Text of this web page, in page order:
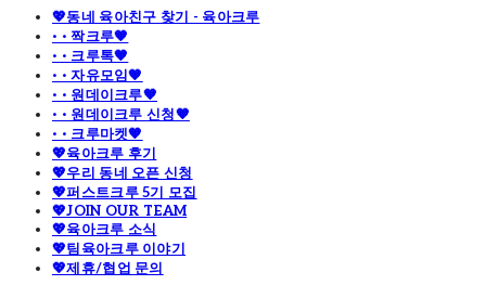
💖동네 육아친구 찾기 - 육아크루
· · 짝크루🧡
· · 크루톡🧡
· · 자유모임🧡
· · 원데이크루🧡
· · 원데이크루 신청🧡
· · 크루마켓🧡
💖육아크루 후기
💖우리 동네 오픈 신청
💖퍼스트크루 5기 모집
💖JOIN OUR TEAM
💖육아크루 소식
💖팀육아크루 이야기
💖제휴/협업 문의